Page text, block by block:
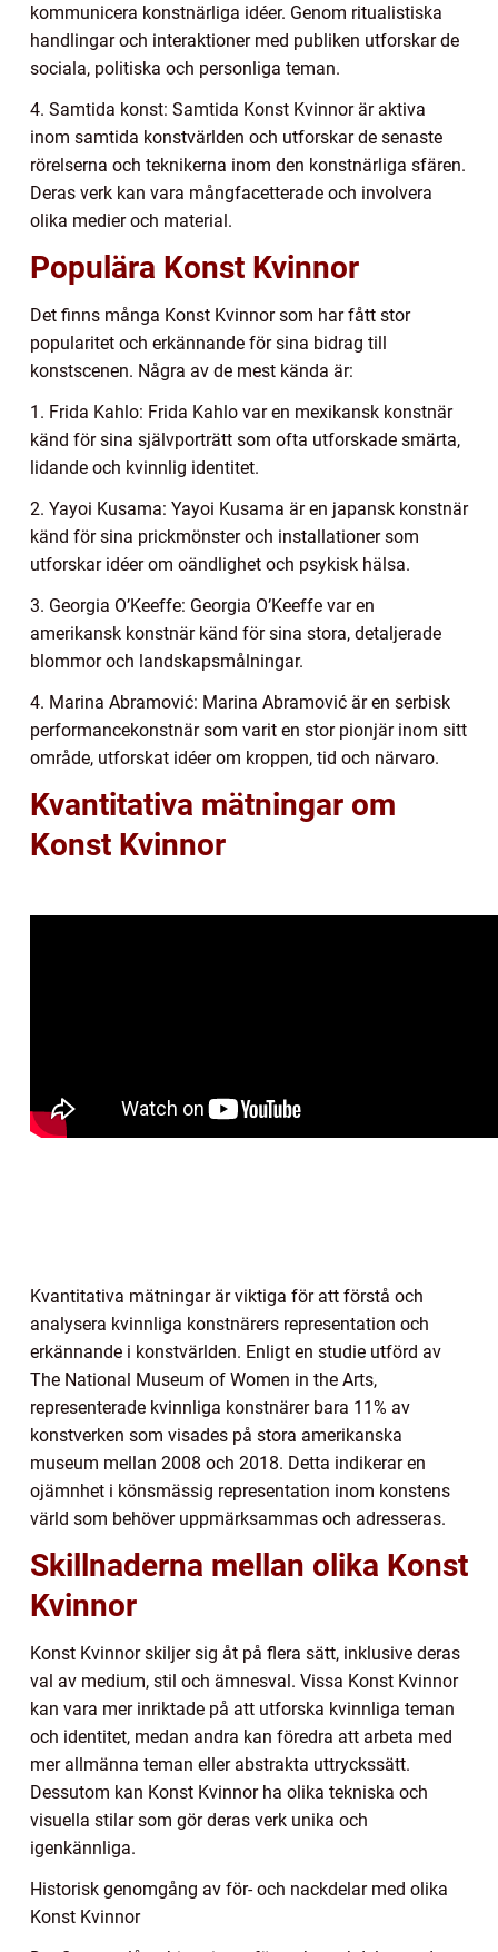
kommunicera konstnärliga idéer. Genom ritualistiska
handlingar och interaktioner med publiken utforskar de
sociala, politiska och personliga teman.
4. Samtida konst: Samtida Konst Kvinnor är aktiva
inom samtida konstvärlden och utforskar de senaste
rörelserna och teknikerna inom den konstnärliga sfären.
Deras verk kan vara mångfacetterade och involvera
olika medier och material.
Populära Konst Kvinnor
Det finns många Konst Kvinnor som har fått stor
popularitet och erkännande för sina bidrag till
konstscenen. Några av de mest kända är:
1. Frida Kahlo: Frida Kahlo var en mexikansk konstnär
känd för sina självporträtt som ofta utforskade smärta,
lidande och kvinnlig identitet.
2. Yayoi Kusama: Yayoi Kusama är en japansk konstnär
känd för sina prickmönster och installationer som
utforskar idéer om oändlighet och psykisk hälsa.
3. Georgia O’Keeffe: Georgia O’Keeffe var en
amerikansk konstnär känd för sina stora, detaljerade
blommor och landskapsmålningar.
4. Marina Abramović: Marina Abramović är en serbisk
performancekonstnär som varit en stor pionjär inom sitt
område, utforskat idéer om kroppen, tid och närvaro.
Kvantitativa mätningar om
Konst Kvinnor
Kvantitativa mätningar är viktiga för att förstå och
analysera kvinnliga konstnärers representation och
erkännande i konstvärlden. Enligt en studie utförd av
The National Museum of Women in the Arts,
representerade kvinnliga konstnärer bara 11% av
konstverken som visades på stora amerikanska
museum mellan 2008 och 2018. Detta indikerar en
ojämnhet i könsmässig representation inom konstens
värld som behöver uppmärksammas och adresseras.
Skillnaderna mellan olika Konst
Kvinnor
Konst Kvinnor skiljer sig åt på flera sätt, inklusive deras
val av medium, stil och ämnesval. Vissa Konst Kvinnor
kan vara mer inriktade på att utforska kvinnliga teman
och identitet, medan andra kan föredra att arbeta med
mer allmänna teman eller abstrakta uttryckssätt.
Dessutom kan Konst Kvinnor ha olika tekniska och
visuella stilar som gör deras verk unika och
igenkännliga.
Historisk genomgång av för- och nackdelar med olika
Konst Kvinnor